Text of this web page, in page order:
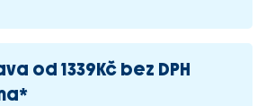
od 1339Kč bez DPH